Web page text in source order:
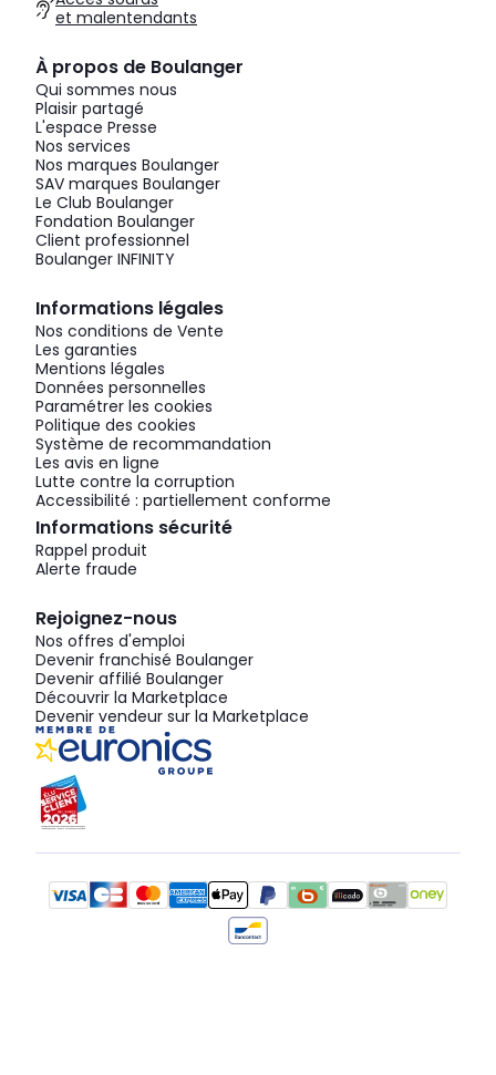
et malentendants
À propos de Boulanger
Qui sommes nous
Plaisir partagé
L'espace Presse
Nos services
Nos marques Boulanger
SAV marques Boulanger
Le Club Boulanger
Fondation Boulanger
Client professionnel
Boulanger INFINITY
Informations légales
Nos conditions de Vente
Les garanties
Mentions légales
Données personnelles
Paramétrer les cookies
Politique des cookies
Système de recommandation
Les avis en ligne
Lutte contre la corruption
Accessibilité : partiellement conforme
Informations sécurité
Rappel produit
Alerte fraude
Rejoignez-nous
Nos offres d'emploi
Devenir franchisé Boulanger
Devenir affilié Boulanger
Découvrir la Marketplace
Devenir vendeur sur la Marketplace